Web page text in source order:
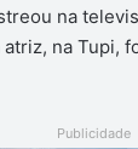
na
na Tupi,
Publicidade